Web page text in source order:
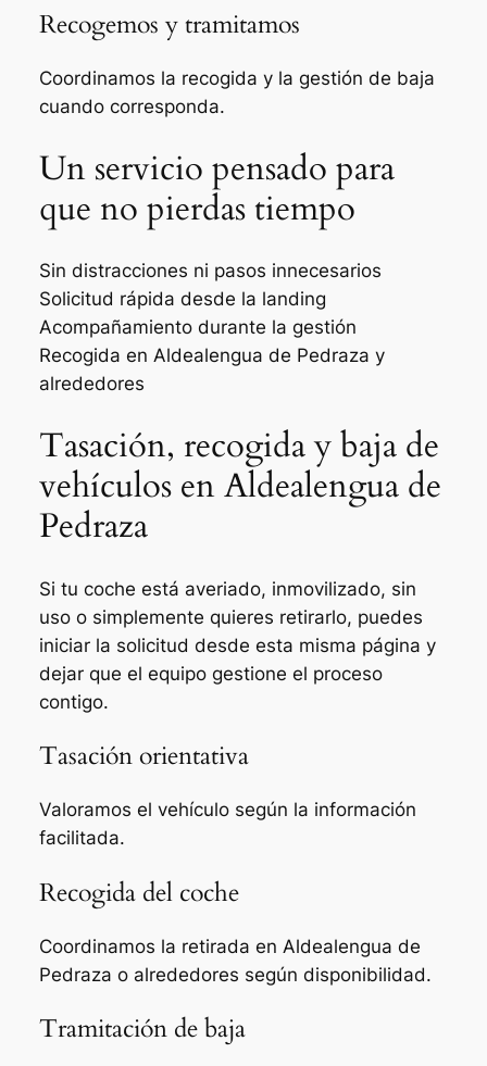
Recogemos y tramitamos
Coordinamos la recogida y la gestión de baja
cuando corresponda.
Un servicio pensado para
que no pierdas tiempo
Sin distracciones ni pasos innecesarios
Solicitud rápida desde la landing
Acompañamiento durante la gestión
Recogida en Aldealengua de Pedraza y
alrededores
Tasación, recogida y baja de
vehículos en Aldealengua de
Pedraza
Si tu coche está averiado, inmovilizado, sin
uso o simplemente quieres retirarlo, puedes
iniciar la solicitud desde esta misma página y
dejar que el equipo gestione el proceso
contigo.
Tasación orientativa
Valoramos el vehículo según la información
facilitada.
Recogida del coche
Coordinamos la retirada en Aldealengua de
Pedraza o alrededores según disponibilidad.
Tramitación de baja